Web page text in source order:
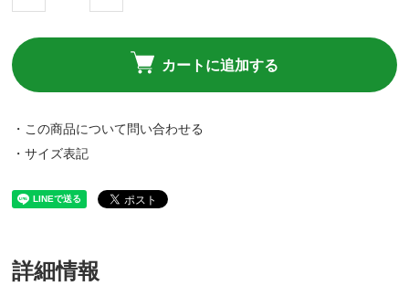
カートに追加する
・この商品について問い合わせる
・サイズ表記
詳細情報